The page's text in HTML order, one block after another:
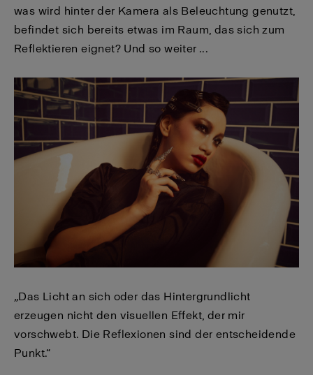
was wird hinter der Kamera als Beleuchtung genutzt,
befindet sich bereits etwas im Raum, das sich zum
Reflektieren eignet? Und so weiter ...
„Das Licht an sich oder das Hintergrundlicht
erzeugen nicht den visuellen Effekt, der mir
vorschwebt. Die Reflexionen sind der entscheidende
Punkt.“